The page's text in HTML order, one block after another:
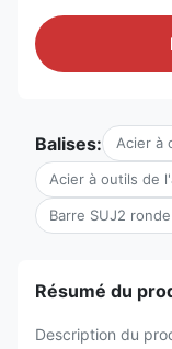
Balises: Acier à
Acier à outils de
Barre SUJ2
Résumé du
Description du